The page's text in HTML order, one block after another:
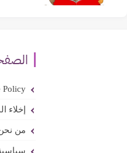
Policy
إخلاء
من